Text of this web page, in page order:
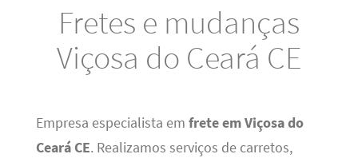
Fretes e mudanças
Viçosa do Ceará CE
Empresa especialista em frete em Viçosa do
Ceará CE. Realizamos serviços de carretos,